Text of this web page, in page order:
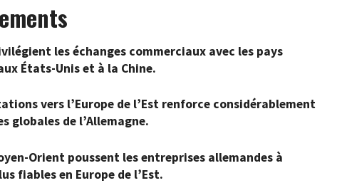
les échanges commerciaux avec les pays
États-Unis et à la Chine.
vers l’Europe de l’Est renforce considérablement
globales de l’Allemagne.
Orient poussent les entreprises allemandes à
fiables en Europe de l’Est.